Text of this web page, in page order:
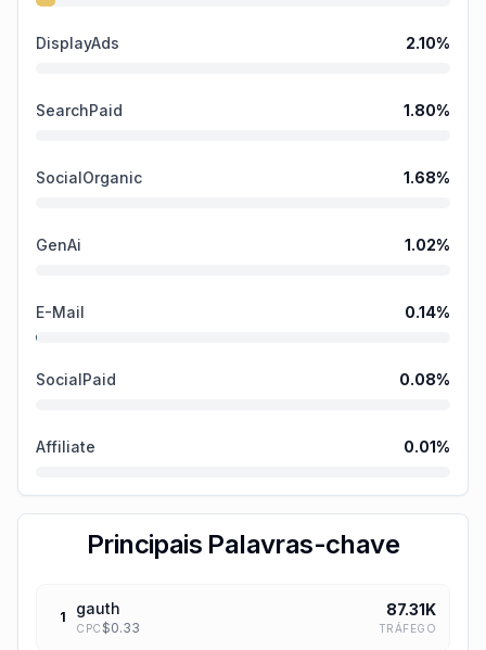
DisplayAds 2.10%
SearchPaid 1.80%
SocialOrganic 1.68%
GenAi 1.02%
E-Mail 0.14%
SocialPaid 0.08%
Affiliate 0.01%
Principais Palavras-chave
1 gauth
CPC $0.33
87.31K
TRÁFEGO